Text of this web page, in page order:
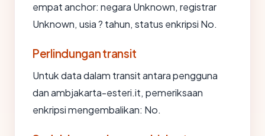
empat anchor: negara Unknown, registrar
Unknown, usia ? tahun, status enkripsi No.
Perlindungan transit
Untuk data dalam transit antara pengguna
dan ambjakarta-esteri.it, pemeriksaan
enkripsi mengembalikan: No.